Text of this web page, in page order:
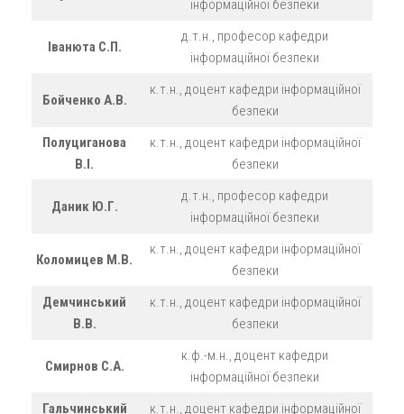
інформаційної безпеки
Іванюта С.П.
д.т.н., професор кафедри
інформаційної безпеки
Бойченко А.В.
к.т.н., доцент кафедри інформаційної
безпеки
Полуциганова
В.І.
к.т.н., доцент кафедри інформаційної
безпеки
Даник Ю.Г.
д.т.н., професор кафедри
інформаційної безпеки
Коломицев М.В.
к.т.н., доцент кафедри інформаційної
безпеки
Демчинський
В.В.
к.т.н., доцент кафедри інформаційної
безпеки
Смирнов С.А.
к.ф.-м.н., доцент кафедри
інформаційної безпеки
Гальчинський
к.т.н., доцент кафедри інформаційної